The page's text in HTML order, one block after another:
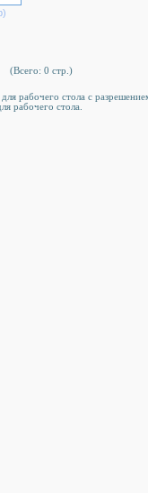
(Всего: 0 стр.)
рабочего стола c
рабочего стола.